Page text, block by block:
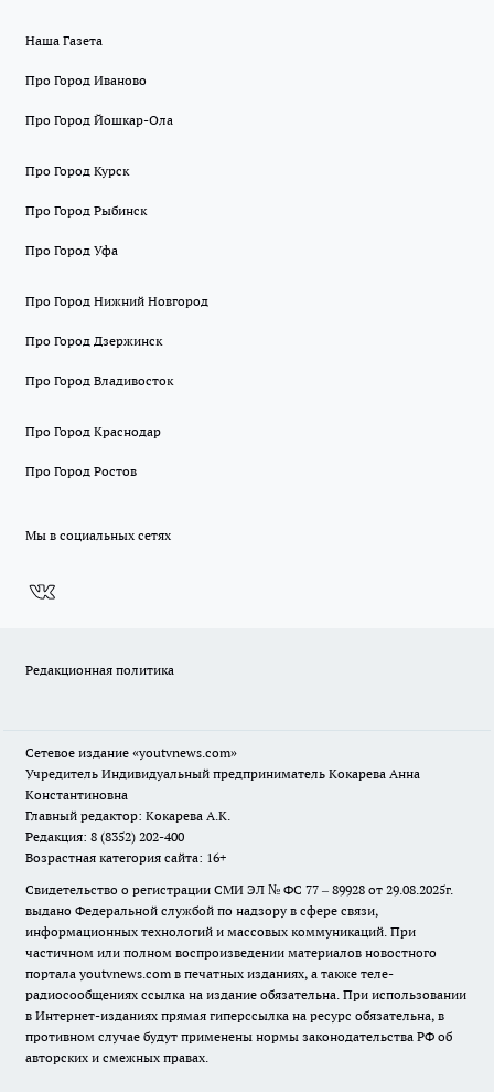
Наша Газета
Про Город Иваново
Про Город Йошкар-Ола
Про Город Курск
Про Город Рыбинск
Про Город Уфа
Про Город Нижний Новгород
Про Город Дзержинск
Про Город Владивосток
Про Город Краснодар
Про Город Ростов
Мы в социальных сетях
Редакционная политика
Сетевое издание «youtvnews.com»
Учредитель Индивидуальный предприниматель Кокарева Анна
Константиновна
Главный редактор: Кокарева А.К.
Редакция: 8 (8352) 202-400
Возрастная категория сайта: 16+
Свидетельство о регистрации СМИ ЭЛ № ФС 77 – 89928 от 29.08.2025г.
выдано Федеральной службой по надзору в сфере связи,
информационных технологий и массовых коммуникаций. При
частичном или полном воспроизведении материалов новостного
портала youtvnews.com в печатных изданиях, а также теле-
радиосообщениях ссылка на издание обязательна. При использовании
в Интернет-изданиях прямая гиперссылка на ресурс обязательна, в
противном случае будут применены нормы законодательства РФ об
авторских и смежных правах.